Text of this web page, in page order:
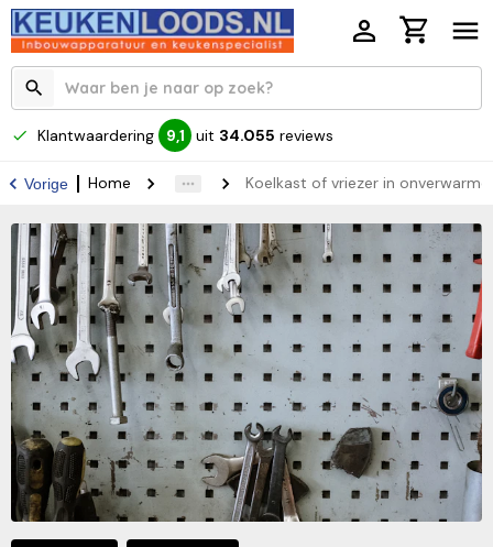
Klantwaardering 9,1 uit 34.055 reviews
Vorige Home Koelkast of vriezer in